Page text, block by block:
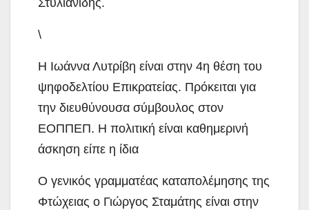
Στυλιανίδης.
\
Η Ιωάννα Λυτρίβη είναι στην 4η θέση του
ψηφοδελτίου Επικρατείας. Πρόκειται για
την διευθύνουσα σύμβουλος στον
ΕΟΠΠΕΠ. Η πολιτική είναι καθημερινή
άσκηση είπε η ίδια
Ο γενικός γραμματέας καταπολέμησης της
Φτώχειας ο Γιώργος Σταμάτης είναι στην